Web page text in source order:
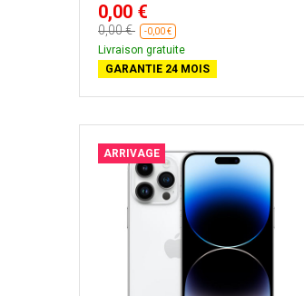
0,00 €
0,00 € -0,00 €
Livraison gratuite
GARANTIE 24 MOIS
ARRIVAGE